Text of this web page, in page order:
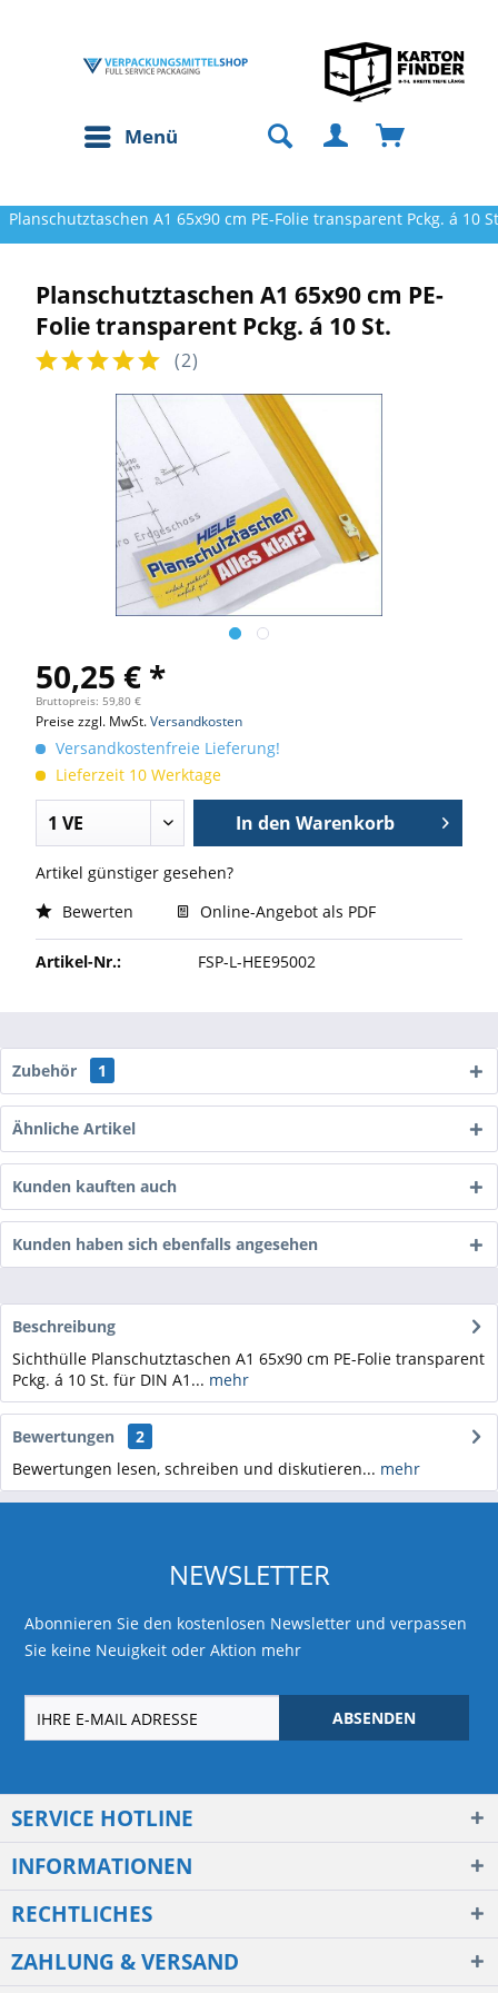
Menü
Planschutztaschen A1 65x90 cm PE-Folie transparent Pckg. á 10
Planschutztaschen A1 65x90 cm PE-
Folie transparent Pckg. á 10 St.
(2)
50,25 € *
Bruttopreis: 59,80 €
Preise zzgl. MwSt.Versandkosten
Versandkostenfreie Lieferung!
Lieferzeit 10 Werktage
In den Warenkorb
Artikel günstiger gesehen?
Bewerten
Online-Angebot als PDF
Artikel-Nr.: FSP-L-HEE95002
Zubehör 1
Ähnliche Artikel
Kunden kauften auch
Kunden haben sich ebenfalls angesehen
Beschreibung
Sichthülle Planschutztaschen A1 65x90 cm PE-Folie transparent
Pckg. á 10 St. für DIN A1... mehr
Bewertungen
2
Bewertungen lesen, schreiben und diskutieren... mehr
NEWSLETTER
Abonnieren Sie den kostenlosen Newsletter und verpassen
Sie keine Neuigkeit oder Aktion mehr
ABSENDEN
SERVICE HOTLINE
INFORMATIONEN
RECHTLICHES
ZAHLUNG & VERSAND